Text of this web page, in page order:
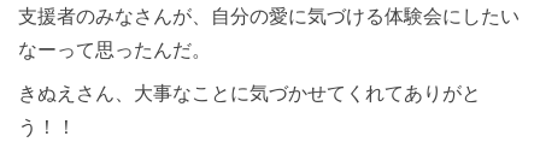
支援者のみなさんが、自分の愛に気づける体験会にしたい
なーって思ったんだ。
きぬえさん、大事なことに気づかせてくれてありがと
う！！